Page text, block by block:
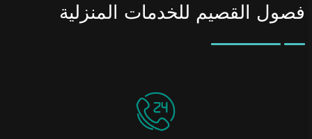
فصول القصيم للخدمات المنزلية